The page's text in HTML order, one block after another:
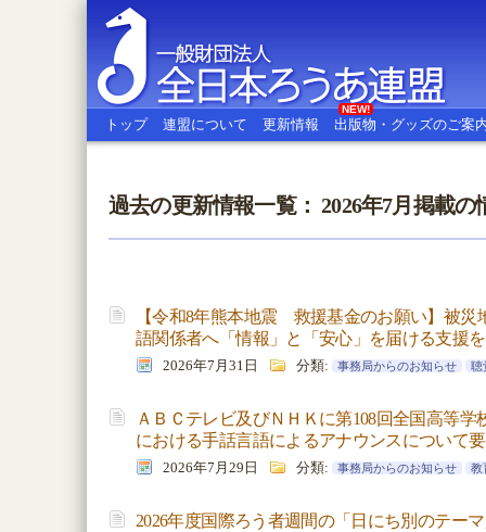
全日本ろうあ連盟
トップ 連盟について 更新情報 出版物・グッズのご案
NEW!
過去の更新情報一覧： 2026年7月掲載の
【令和8年熊本地震 救援基金のお願い】被災
語関係者へ「情報」と「安心」を届ける支援を
2026年7月31日 分類: 事務局からのお知らせ 聴
ＡＢＣテレビ及びＮＨＫに第108回全国高等
における手話言語によるアナウンスについて
2026年7月29日 分類: 事務局からのお知らせ 教
2026年度国際ろう者週間の「日にち別のテー